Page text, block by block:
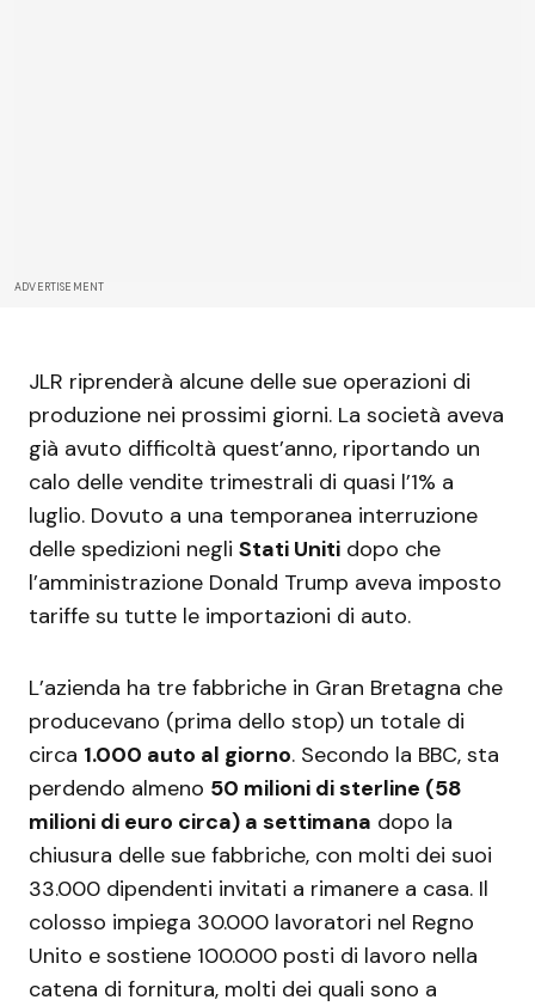
ADVERTISEMENT
JLR riprenderà alcune delle sue operazioni di
produzione nei prossimi giorni. La società aveva
già avuto difficoltà quest’anno, riportando un
calo delle vendite trimestrali di quasi l’1% a
luglio. Dovuto a una temporanea interruzione
delle spedizioni negli Stati Uniti dopo che
l’amministrazione Donald Trump aveva imposto
tariffe su tutte le importazioni di auto.
L’azienda ha tre fabbriche in Gran Bretagna che
producevano (prima dello stop) un totale di
circa 1.000 auto al giorno. Secondo la BBC, sta
perdendo almeno 50 milioni di sterline (58
milioni di euro circa) a settimana dopo la
chiusura delle sue fabbriche, con molti dei suoi
33.000 dipendenti invitati a rimanere a casa. Il
colosso impiega 30.000 lavoratori nel Regno
Unito e sostiene 100.000 posti di lavoro nella
catena di fornitura, molti dei quali sono a